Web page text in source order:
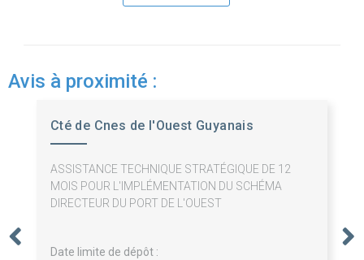
Avis à proximité :
Cté de Cnes de l'Ouest Guyanais
ASSISTANCE TECHNIQUE STRATÉGIQUE DE 12
MOIS POUR L'IMPLÉMENTATION DU SCHÉMA
DIRECTEUR DU PORT DE L'OUEST
Date limite de dépôt :